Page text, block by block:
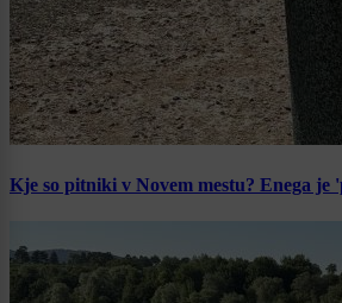
Kje so pitniki v Novem mestu? Enega je